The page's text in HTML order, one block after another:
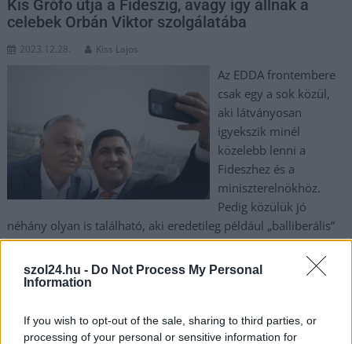
szol24.hu - Do Not Process My Personal
Information
If you wish to opt-out of the sale, sharing to third parties, or
processing of your personal or sensitive information for
Kis Grófo útja a Fideszig, avagy így állnak a
celebek Orbán Viktor szolgálatába
2023.12.28. Kiss Lajos
Az EDDA frontembere
csak egy a sok közül,
aki látványosan
igyekszik minél
közelebb lenni a
Fideszhez és a
miniszterelnökhöz.
Pedig közülük jó
néhány olyan is található, aki eredetileg például „balliberális”
volt, amíg az MSZP volt hatalmon, aztán hirtelen nagyjából
2010-től „megvilágosodtak”.
Szolnok celeb,fidesz,kis grófó,Orbán Viktor,szavazatok,